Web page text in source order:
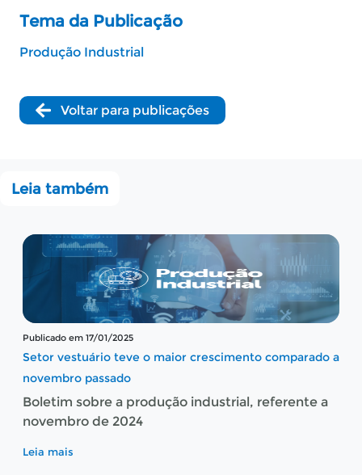
Tema da Publicação
Produção Industrial
Voltar para publicações
Leia também
Publicado em 17/01/2025
Setor vestuário teve o maior crescimento comparado a
novembro passado
Boletim sobre a produção industrial, referente a
novembro de 2024
Leia mais